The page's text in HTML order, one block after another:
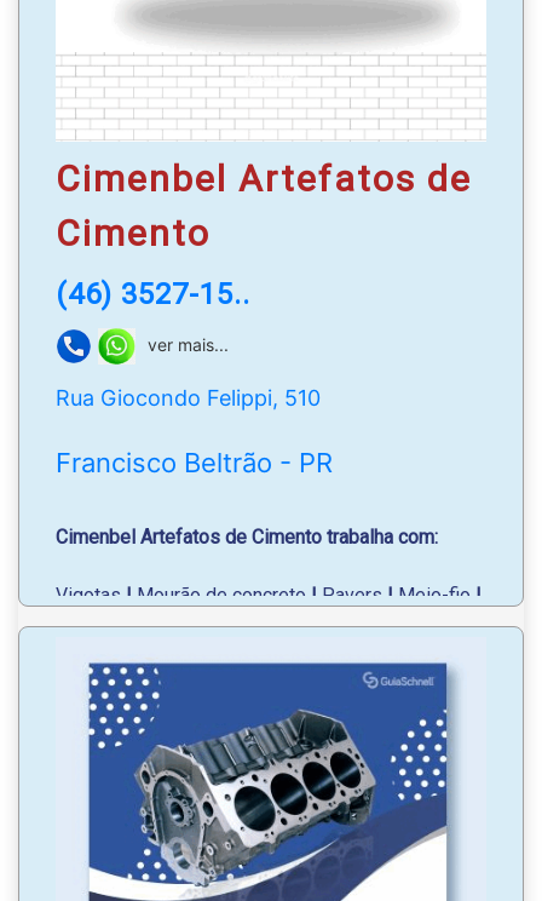
: (46) 98821-1254
Cimenbel Artefatos de
Cimento
(46) 3527-15..
ver mais...
Rua Giocondo Felippi, 510
Francisco Beltrão - PR
Cimenbel Artefatos de Cimento trabalha com:
Vigotas | Mourão de concreto | Pavers | Meio-fio |
Pisograma|Caixa de passagem|Palanques de
Postes de concreto para varal|Peças decorativas
para jardins|Pisos amadeirados|Blocos e
elemento vazado cobogó;
Cimenbel Artefatos de Cimento, construindo
confiança!